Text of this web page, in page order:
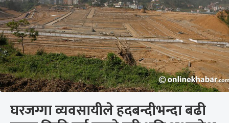
घरजग्गा व्यवसायीले हदबन्दीभन्दा बढी